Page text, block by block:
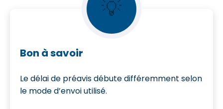
💡
Bon à savoir
Le délai de préavis débute différemment selon
le mode d’envoi utilisé.